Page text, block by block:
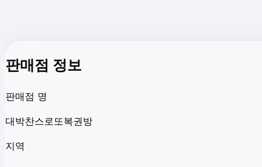
판매점 정보
판매점 명
대박찬스로또복권방
지역